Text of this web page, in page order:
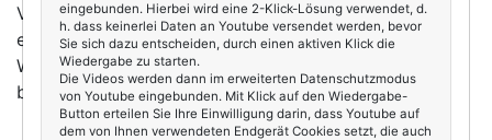
Vögel, Einfluss der TechKonzerne auf die Demokratie
et al.) – und empfand danach eine bleierne Schwere.
Warum überhaupt aufstehen? Was könnte ich schon
bewirken, in dieser Welt voller Kriege,… mehr
eingebunden. Hierbei wird eine 2-Klick-Lösung verwendet, d.
h. dass keinerlei Daten an Youtube versendet werden, bevor
Sie sich dazu entscheiden, durch einen aktiven Klick die
Wiedergabe zu starten.
Die Videos werden dann im erweiterten Datenschutzmodus
von Youtube eingebunden. Mit Klick auf den Wiedergabe-
Button erteilen Sie Ihre Einwilligung darin, dass Youtube auf
dem von Ihnen verwendeten Endgerät Cookies setzt, die auch